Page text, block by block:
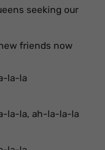
seeking our
friends now
la-la
la-la, ah-la-la-la